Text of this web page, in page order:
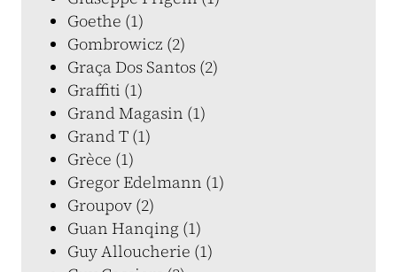
Goethe (1)
Gombrowicz (2)
Graça Dos Santos (2)
Graffiti (1)
Grand Magasin (1)
Grand T (1)
Grèce (1)
Gregor Edelmann (1)
Groupov (2)
Guan Hanqing (1)
Guy Alloucherie (1)